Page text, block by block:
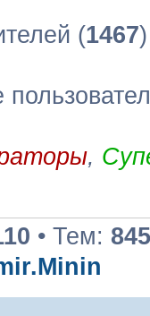
(1467
,
• Тем: 845